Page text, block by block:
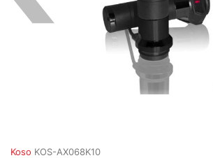
Koso KOS-AX068K10